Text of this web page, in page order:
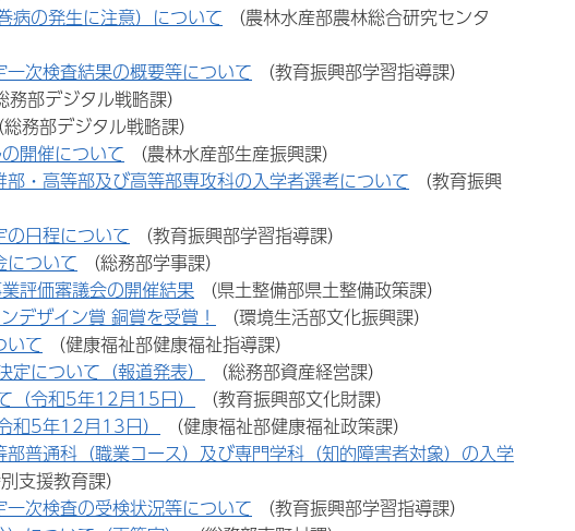
病の発生に注意）について （農林水産部農林総合研究センタ
次検査結果の概要等について （教育振興部学習指導課）
務部デジタル戦略課）
総務部デジタル戦略課）
開催について （農林水産部生産振興課）
・高等部及び高等部専攻科の入学者選考について （教育振興
日程について （教育振興部学習指導課）
について （総務部学事課）
評価審議会の開催結果 （県土整備部県土整備政策課）
デザイン賞 銅賞を受賞！
（環境生活部文化振興課）
いて （健康福祉部健康福祉指導課）
について（報道発表）
（総務部資産経営課）
（令和5年12月15日）
（教育振興部文化財課）
和5年12月13日）
（健康福祉部健康福祉政策課）
普通科（職業コース）及び専門学科（知的障害者対象）の入学
支援教育課）
次検査の受検状況等について （教育振興部学習指導課）